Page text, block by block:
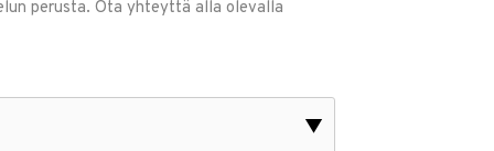
perusta. Ota yhteyttä alla olevalla
▼